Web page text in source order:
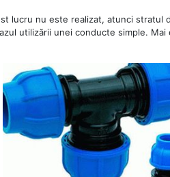
lucru nu este realizat, atunci
utilizării unei conducte simple.